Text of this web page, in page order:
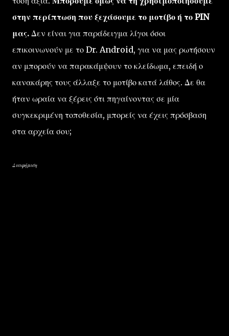
στην περίπτωση που ξεχάσουμε το μοτίβο ή το PIN
μας. Δεν είναι για παράδειγμα λίγοι όσοι
επικοινωνούν με το Dr. Android, για να μας ρωτήσουν
αν μπορούν να παρακάμψουν το κλείδωμα, επειδή ο
κανακάρης τους άλλαξε το μοτίβο κατά λάθος. Δε θα
ήταν ωραία να ξέρεις ότι πηγαίνοντας σε μία
συγκεκριμένη τοποθεσία, μπορείς να έχεις πρόσβαση
στα αρχεία σου;
Διαφήμιση